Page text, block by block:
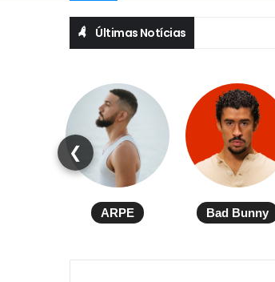
Últimas Notícias
❮
ARPE Bad Bunny